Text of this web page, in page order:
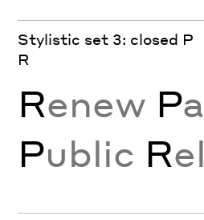
Stylistic set 3: closed P
R
Renew P
Public R